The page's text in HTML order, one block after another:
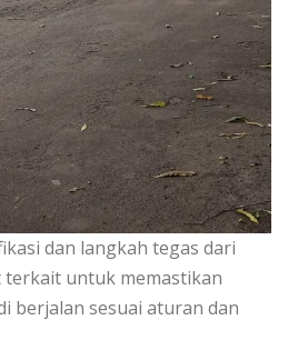
dan langkah tegas dari
untuk memastikan
berjalan sesuai aturan dan